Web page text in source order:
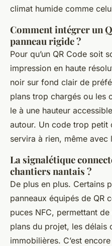
climat humide comme
Comment intégrer un
panneau rigide ?
Pour qu’un QR Code soit
impression en haute
noir sur fond clair de
plans trop chargés ou les
le à une hauteur
autour. Un code trop petit
servira à rien, même avec
La signalétique
chantiers nantais ?
De plus en plus. Certains
panneaux équipés de QR
puces NFC, permettant
plans du projet, les délais
immobilières. C’est